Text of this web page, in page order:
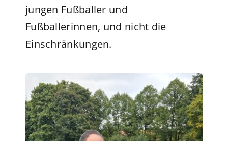
jungen Fußballer und
Fußballerinnen, und nicht die
Einschränkungen.